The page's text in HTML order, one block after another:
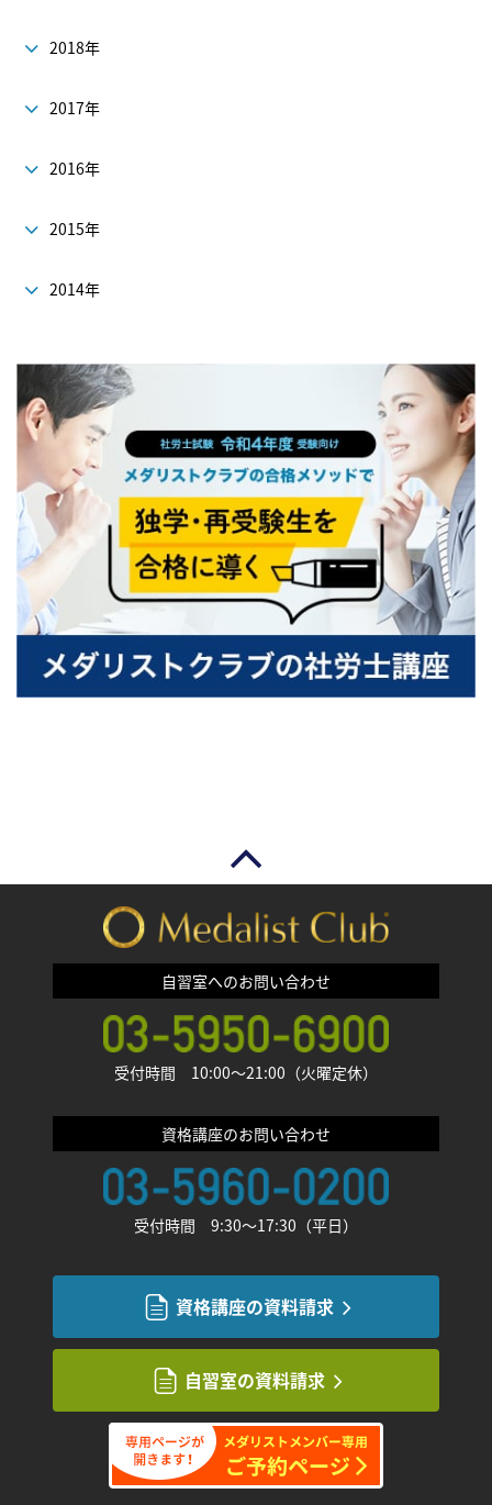
2018年
2017年
2016年
2015年
2014年
自習室へのお問い合わせ
受付時間 10:00〜21:00（火曜定休）
資格講座のお問い合わせ
受付時間 9:30〜17:30（平日）
資格講座の資料請求
自習室の資料請求